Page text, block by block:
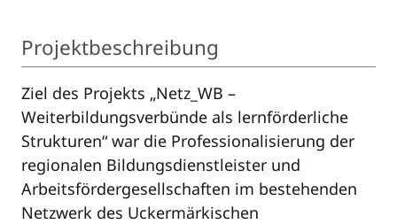
Projektbeschreibung
Ziel des Projekts „Netz_WB –
Weiterbildungsverbünde als lernförderliche
Strukturen“ war die Professionalisierung der
regionalen Bildungsdienstleister und
Arbeitsfördergesellschaften im bestehenden
Netzwerk des Uckermärkischen